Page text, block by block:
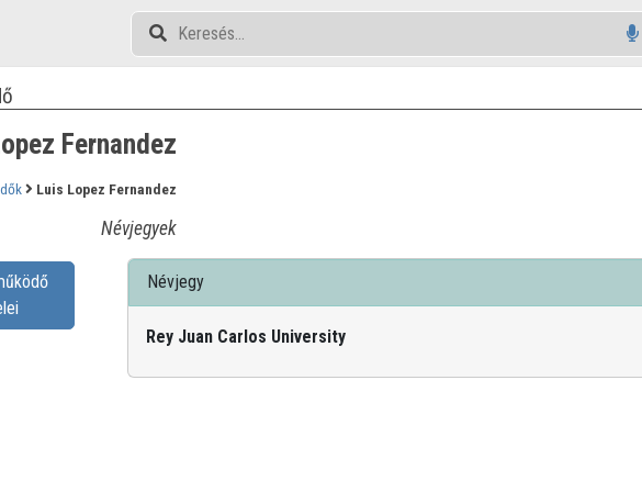
Fernandez
Luis Lopez Fernandez
Névjegyek
Névjegy
Rey Juan Carlos University